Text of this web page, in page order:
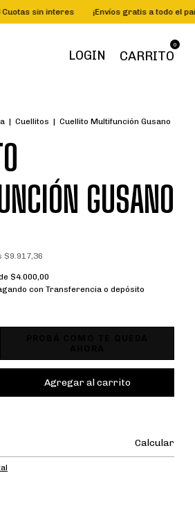
interes ¡Envíos gratis a todo el país!
LOGIN CARRITO
0
| Cuellitos | Cuellito Multifunción Gusano
GUSANO
$9.917,36
$4.000,00
con Transferencia o depósito
Calcular